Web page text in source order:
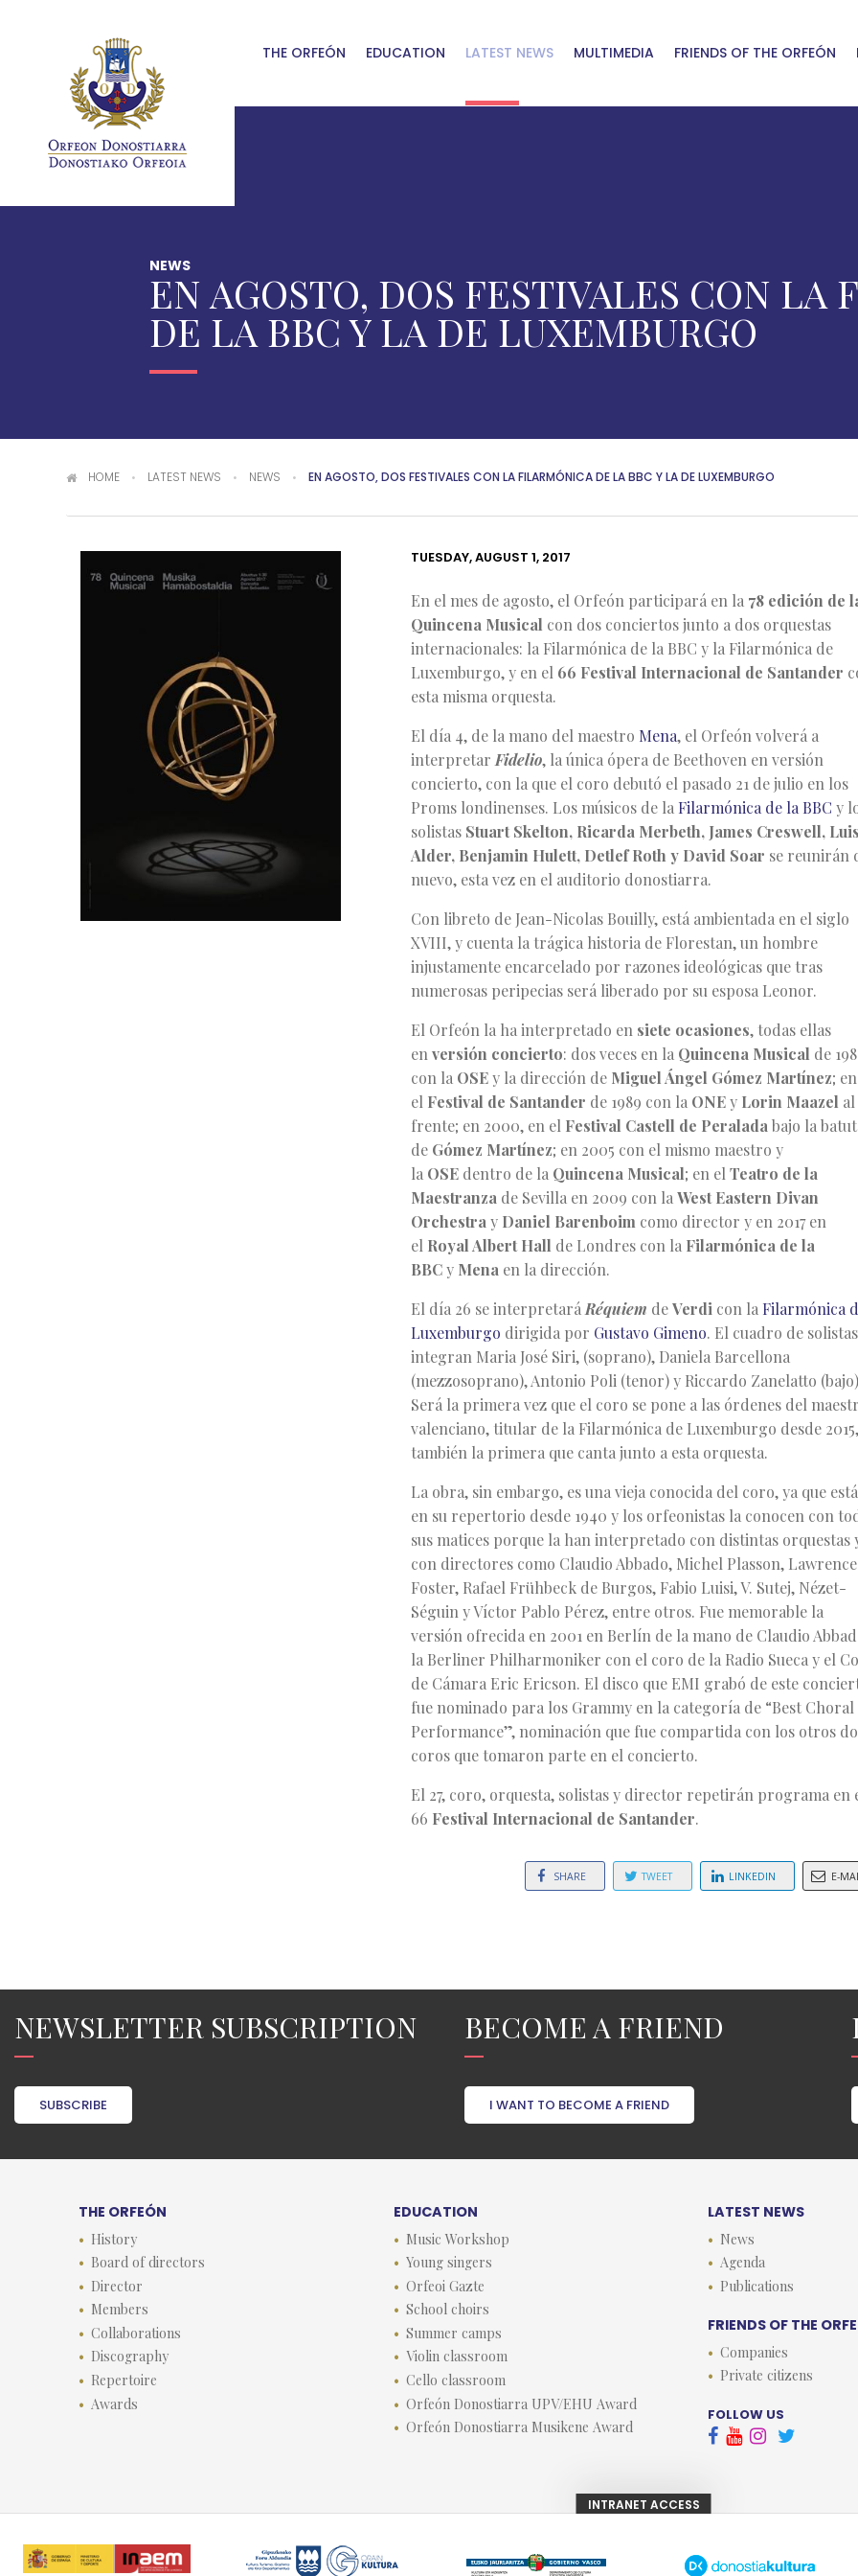
THE ORFEÓN EDUCATION LATEST NEWS MULTIMEDIA FRIENDS OF THE ORFEÓN
NEWS
EN AGOSTO, DOS FESTIVALES CON LA
DE LA BBC Y LA DE LUXEMBURGO
HOME LATEST NEWS NEWS EN AGOSTO, DOS FESTIVALES CON LA FILARMÓNICA DE LA BBC Y LA DE LUXEMBURGO
TUESDAY, AUGUST 1, 2017
En el mes de agosto, el Orfeón participará en la 78 edición de
Quincena Musical con dos conciertos junto a dos orquestas
internacionales: la Filarmónica de la BBC y la Filarmónica de
Luxemburgo, y en el 66 Festival Internacional de Santander
esta misma orquesta.
El día 4, de la mano del maestro Mena, el Orfeón volverá a
interpretarFidelio, la única ópera de Beethoven en versión
concierto, con la que el coro debutó el pasado 21 de julio en los
Proms londinenses. Los músicos de laFilarmónica de la BBC y
solistas Stuart Skelton, Ricarda Merbeth, James Creswell,
Alder, Benjamin Hulett, Detlef Roth y David Soar se reunirán
nuevo, esta vez en el auditorio donostiarra.
Con libreto de Jean-Nicolas Bouilly, está ambientada en el siglo
XVIII, y cuenta la trágica historia de Florestan, un hombre
injustamente encarcelado por razones ideológicas que tras
numerosas peripecias será liberado por su esposa Leonor.
El Orfeón la ha interpretado en siete ocasiones, todas ellas
enversión concierto: dos veces en la Quincena Musical de
con la OSEy la dirección de Miguel Ángel Gómez Martínez; en
el Festival de Santander de 1989 con la ONEy Lorin Maazel al
frente; en 2000, en el Festival Castell de Peraladabajo la
de Gómez Martínez; en 2005 con el mismo maestro y
la OSEdentro de la Quincena Musical; en elTeatro de la
Maestranzade Sevilla en 2009 con laWest Eastern Divan
Orchestray Daniel Barenboimcomo director y en 2017 en
el Royal Albert Hall de Londres con la Filarmónica de la
BBCy Menaen la dirección.
El día 26 se interpretaráRéquiem deVerdicon laFilarmónica
Luxemburgo dirigida por Gustavo Gimeno. El cuadro de
integran Maria José Siri, (soprano), Daniela Barcellona
(mezzosoprano), Antonio Poli (tenor) y Riccardo Zanelatto
Será la primera vez que el coro se pone a las órdenes del
valenciano, titular de la Filarmónica de Luxemburgo desde
también la primera que canta junto a esta orquesta.
La obra, sin embargo, es una vieja conocida del coro, ya que está
en su repertorio desde 1940 y los orfeonistas la conocen con
sus matices porque la han interpretado con distintas orquestas
con directores como Claudio Abbado, Michel Plasson, Lawrence
Foster, Rafael Frühbeck de Burgos, Fabio Luisi, V. Sutej, Nézet-
Séguin y Víctor Pablo Pérez, entre otros. Fue memorable la
versión ofrecida en 2001 en Berlín de la mano de Claudio
la Berliner Philharmoniker con el coro de la Radio Sueca y el
de Cámara Eric Ericson. El disco que EMI grabó de este
fue nominado para los Grammy en la categoría de “Best Choral
Performance”, nominación que fue compartida con los otros
coros que tomaron parte en el concierto.
El 27, coro, orquesta, solistas y director repetirán programa en
66 Festival Internacional de Santander.
SHARE TWEET LINKEDIN E-
NEWSLETTER SUBSCRIPTION
SUBSCRIBE
BECOME A FRIEND
I WANT TO BECOME A FRIEND
THE ORFEÓN
History
Board of directors
Director
Members
Collaborations
Discography
Repertoire
Awards
EDUCATION
Music Workshop
Young singers
Orfeoi Gazte
School choirs
Summer camps
Violin classroom
Cello classroom
Orfeón Donostiarra UPV/EHU Award
Orfeón Donostiarra Musikene Award
LATEST NEWS
News
Agenda
Publications
FRIENDS OF THE
Companies
Private citizens
FOLLOW US
  
INTRANET ACCESS